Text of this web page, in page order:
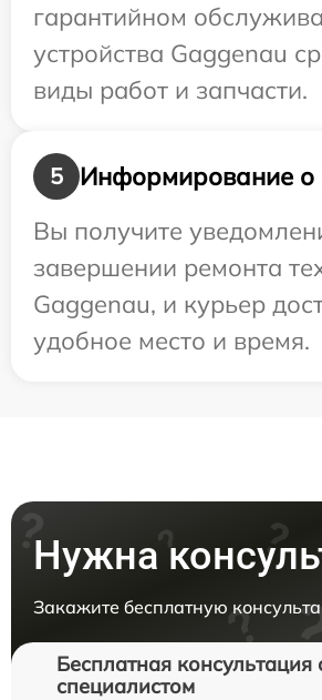
гарантийном
устройства Gaggenau
виды работ и запчасти.
5
Информирование о
Вы получите
завершении ремонта
Gaggenau, и курьер
удобное место и время.
Нужна
Закажите бесплатную
Бесплатная консультация
специалистом